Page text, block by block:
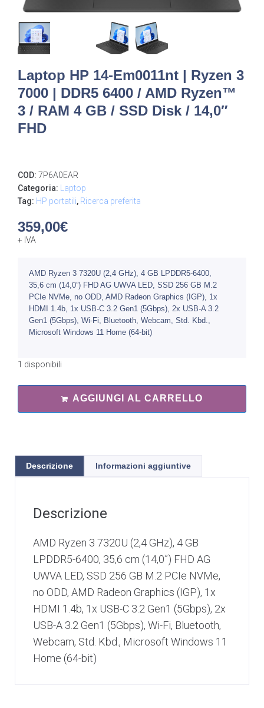
Laptop HP 14-Em0011nt | Ryzen 3
7000 | DDR5 6400 / AMD Ryzen™
3 / RAM 4 GB / SSD Disk / 14,0″
FHD
COD: 7P6A0EAR
Categoria:
Laptop
Tag: HP portatili, Ricerca preferita
359,00€
+ IVA
AMD Ryzen 3 7320U (2,4 GHz), 4 GB LPDDR5-6400,
35,6 cm (14,0”) FHD AG UWVA LED, SSD 256 GB M.2
PCIe NVMe, no ODD, AMD Radeon Graphics (IGP), 1x
HDMI 1.4b, 1x USB-C 3.2 Gen1 (5Gbps), 2x USB-A 3.2
Gen1 (5Gbps), Wi-Fi, Bluetooth, Webcam, Std. Kbd.,
Microsoft Windows 11 Home (64-bit)
1 disponibili
AGGIUNGI AL CARRELLO
Descrizione Informazioni aggiuntive
Descrizione
AMD Ryzen 3 7320U (2,4 GHz), 4 GB
LPDDR5-6400, 35,6 cm (14,0”) FHD AG
UWVA LED, SSD 256 GB M.2 PCIe NVMe,
no ODD, AMD Radeon Graphics (IGP), 1x
HDMI 1.4b, 1x USB-C 3.2 Gen1 (5Gbps), 2x
USB-A 3.2 Gen1 (5Gbps), Wi-Fi, Bluetooth,
Webcam, Std. Kbd., Microsoft Windows 11
Home (64-bit)